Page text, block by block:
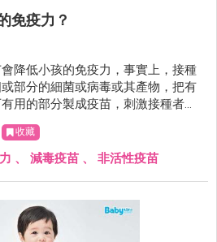
免疫力？
降低小孩的免疫力，事實上，接種
部分的細菌或病毒或其產物，把有
用的部分製成疫苗，刺激接種者的
能產生危險性低卻類似自染感染的
護力（主動免疫）。 不可否認的，
傳染病，注射疫苗是抵抗傳染病最
收藏
、 減毒疫苗 、 非活性疫苗